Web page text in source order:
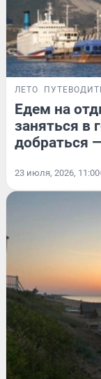
ЛЕТО
Едем на
заняться в
добраться
23 июля, 2026, 11:00